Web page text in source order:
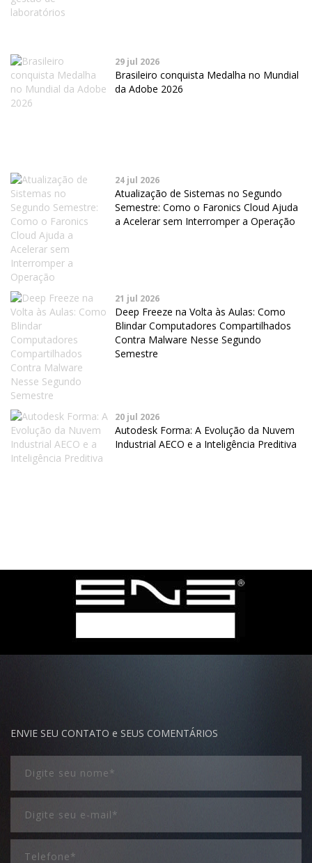
29 jul 2026
Brasileiro conquista Medalha no Mundial
da Adobe 2026
24 jul 2026
Atualização de Sistemas no Segundo
Semestre: Como o Faronics Cloud Ajuda
a Acelerar sem Interromper a Operação
21 jul 2026
Deep Freeze na Volta às Aulas: Como
Blindar Computadores Compartilhados
Contra Malware Nesse Segundo
Semestre
20 jul 2026
Autodesk Forma: A Evolução da Nuvem
Industrial AECO e a Inteligência Preditiva
ENVIE SEU CONTATO e SEUS COMENTÁRIOS